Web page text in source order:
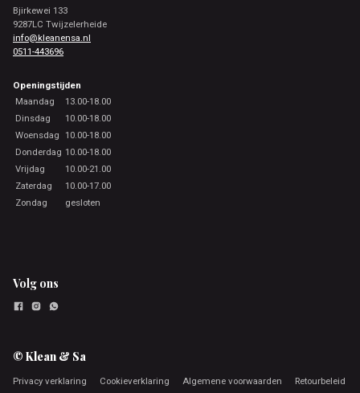
Bjirkewei 133
9287LC Twijzelerheide
info@kleanensa.nl
0511-443696
Openingstijden
Maandag
13.00-18.00
Dinsdag
10.00-18.00
Woensdag 10.00-18.00
Donderdag 10.00-18.00
Vrijdag
10.00-21.00
Zaterdag
10.00-17.00
Zondag
gesloten
Volg ons
© Klean & Sa
Privacy verklaring Cookieverklaring Algemene voorwaarden Retourbeleid